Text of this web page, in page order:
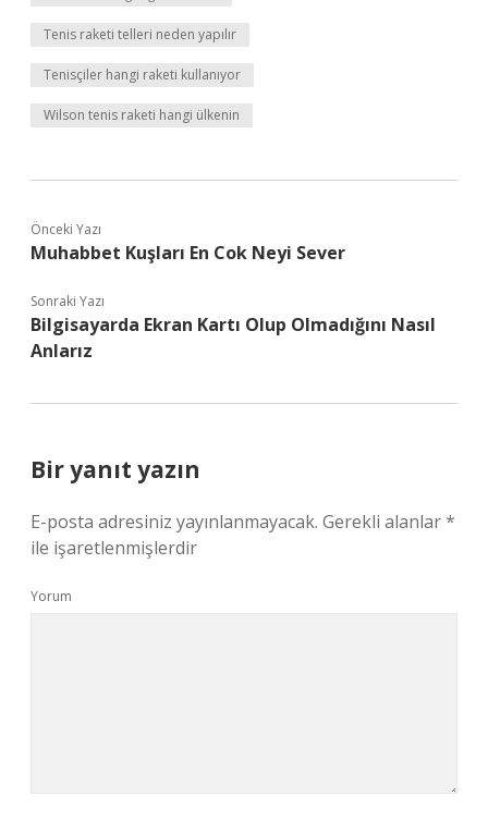
Tenis raketi telleri neden yapılır
Tenisçiler hangi raketi kullanıyor
Wilson tenis raketi hangi ülkenin
Önceki Yazı
Muhabbet Kuşları En Cok Neyi Sever
Sonraki Yazı
Bilgisayarda Ekran Kartı Olup Olmadığını Nasıl
Anlarız
Bir yanıt yazın
E-posta adresiniz yayınlanmayacak. Gerekli alanlar*
ile işaretlenmişlerdir
Yorum